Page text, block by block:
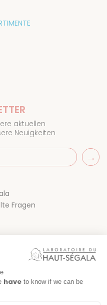
Fragen
aktuellen
Neuigkeiten
have to know if we can be